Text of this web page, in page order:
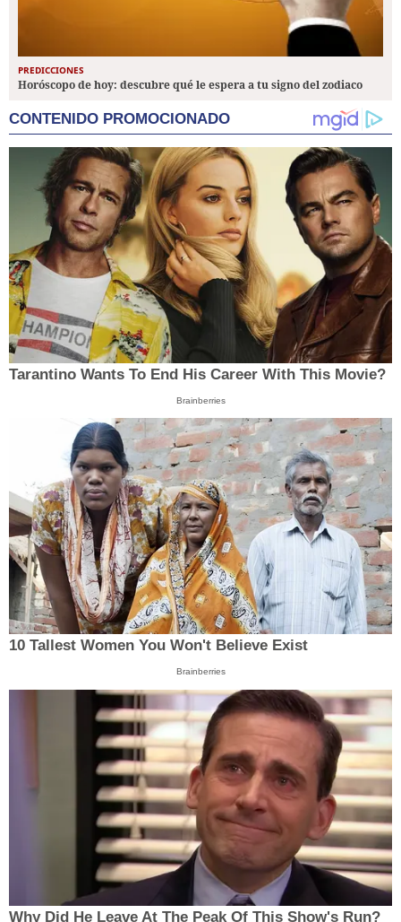
PREDICCIONES
Horóscopo de hoy: descubre qué le espera a tu signo del zodiaco
CONTENIDO PROMOCIONADO
Tarantino Wants To End His Career With This Movie?
Brainberries
10 Tallest Women You Won't Believe Exist
Brainberries
Why Did He Leave At The Peak Of This Show's Run?